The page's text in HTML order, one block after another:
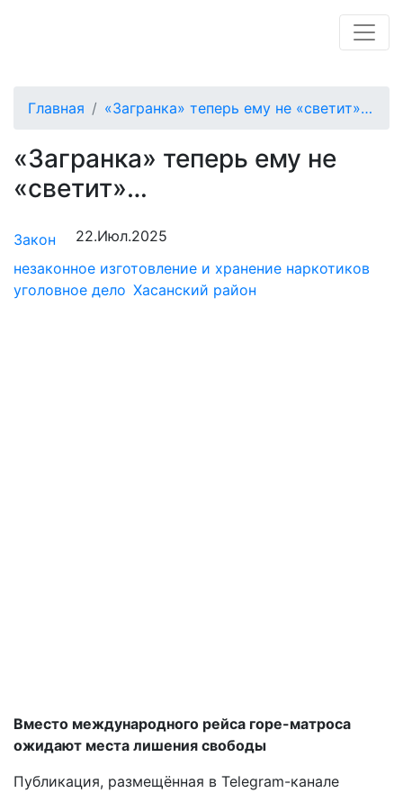
Главная «Загранка» теперь ему не «светит»…
«Загранка» теперь ему не
«светит»…
Закон
22.Июл.2025
незаконное изготовление и хранение наркотиков
уголовное дело Хасанский район
Вместо международного рейса горе-матроса
ожидают места лишения свободы
Публикация, размещённая в Telegram-канале